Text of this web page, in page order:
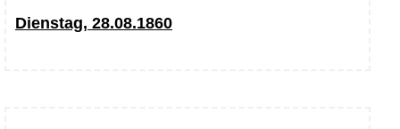
Dienstag, 28.08.1860